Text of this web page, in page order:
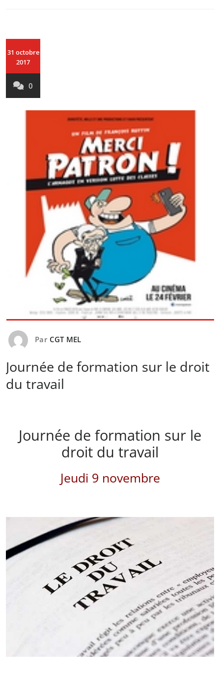
31 octobre
2017
0
Par CGT MEL
Journée de formation sur le droit
du travail
Journée de formation sur le
droit du travail
Jeudi 9 novembre